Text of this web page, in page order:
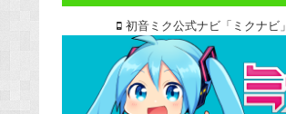
初音ミク公式ナビ「ミクナビ」